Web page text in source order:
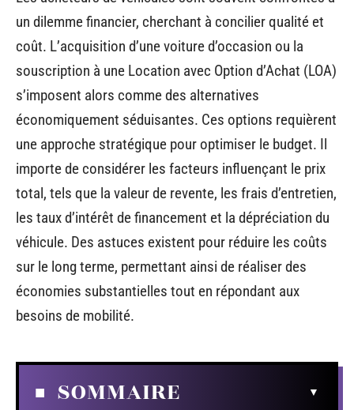
un dilemme financier, cherchant à concilier qualité et
coût. L’acquisition d’une voiture d’occasion ou la
souscription à une Location avec Option d’Achat (LOA)
s’imposent alors comme des alternatives
économiquement séduisantes. Ces options requièrent
une approche stratégique pour optimiser le budget. Il
importe de considérer les facteurs influençant le prix
total, tels que la valeur de revente, les frais d’entretien,
les taux d’intérêt de financement et la dépréciation du
véhicule. Des astuces existent pour réduire les coûts
sur le long terme, permettant ainsi de réaliser des
économies substantielles tout en répondant aux
besoins de mobilité.
SOMMAIRE